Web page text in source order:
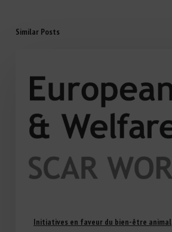
Similar Posts
Initiatives en faveur du bien-être animal